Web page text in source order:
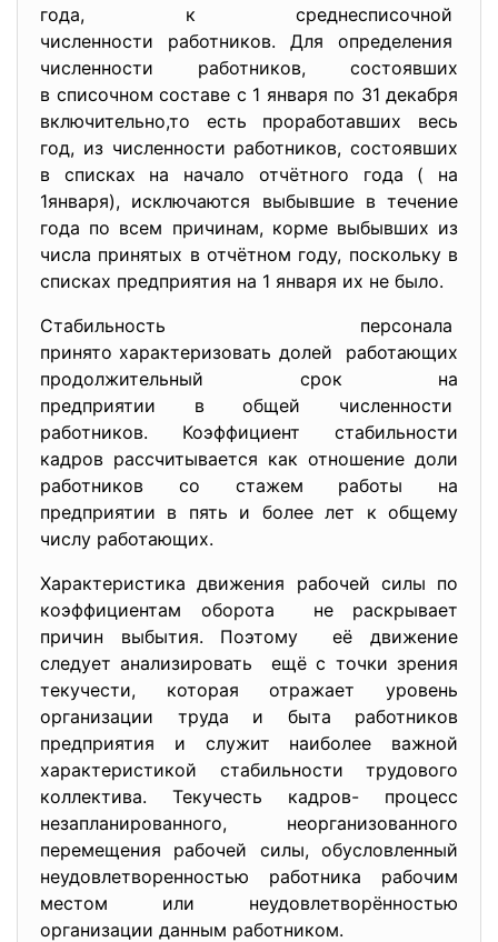
года, к среднесписочной
численности работников. Для определения
численности работников, состоявших
в списочном составе с 1 января по 31 декабря
включительно,то есть проработавших весь
год, из численности работников, состоявших
в списках на начало отчётного года ( на
1января), исключаются выбывшие в течение
года по всем причинам, корме выбывших из
числа принятых в отчётном году, поскольку в
списках предприятия на 1 января их не было.
Стабильность персонала
принято характеризовать долей работающих
продолжительный срок на
предприятии в общей численности
работников. Коэффициент стабильности
кадров рассчитывается как отношение доли
работников со стажем работы на
предприятии в пять и более лет к общему
числу работающих.
Характеристика движения рабочей силы по
коэффициентам оборота не раскрывает
причин выбытия. Поэтому её движение
следует анализировать ещё с точки зрения
текучести, которая отражает уровень
организации труда и быта работников
предприятия и служит наиболее важной
характеристикой стабильности трудового
коллектива. Текучесть кадров- процесс
незапланированного, неорганизованного
перемещения рабочей силы, обусловленный
неудовлетворенностью работника рабочим
местом или неудовлетворённостью
организации данным работником.